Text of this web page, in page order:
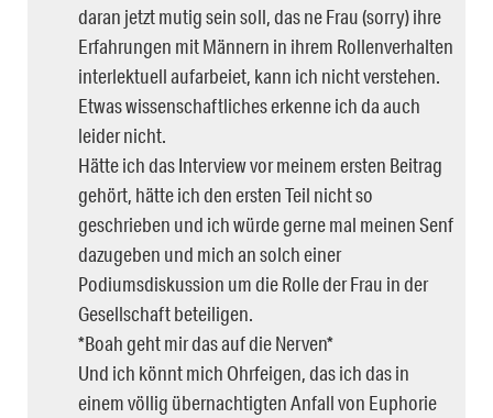
daran jetzt mutig sein soll, das ne Frau (sorry) ihre
Erfahrungen mit Männern in ihrem Rollenverhalten
interlektuell aufarbeiet, kann ich nicht verstehen.
Etwas wissenschaftliches erkenne ich da auch
leider nicht.
Hätte ich das Interview vor meinem ersten Beitrag
gehört, hätte ich den ersten Teil nicht so
geschrieben und ich würde gerne mal meinen Senf
dazugeben und mich an solch einer
Podiumsdiskussion um die Rolle der Frau in der
Gesellschaft beteiligen.
*Boah geht mir das auf die Nerven*
Und ich könnt mich Ohrfeigen, das ich das in
einem völlig übernachtigten Anfall von Euphorie